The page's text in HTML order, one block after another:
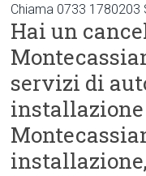
Chiama 0733 1780203
Hai un
servizi di